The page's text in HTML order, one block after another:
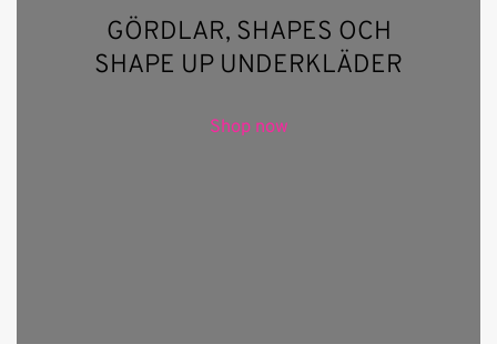
GÖRDLAR, SHAPES OCH
SHAPE UP UNDERKLÄDER
Shop now